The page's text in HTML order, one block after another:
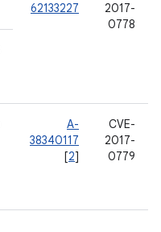
2017-
0778
62133227
CVE-
2017-
0779
A-
38340117
[2]